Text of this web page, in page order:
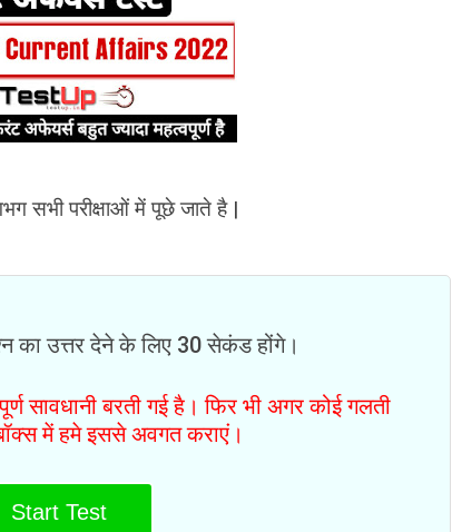
सभी परीक्षाओं में पूछे जाते है |
का उत्तर देने के लिए 30 सेकंड होंगे।
सावधानी बरती गई है। फिर भी अगर कोई गलती
में हमे इससे अवगत कराएं।
Start Test